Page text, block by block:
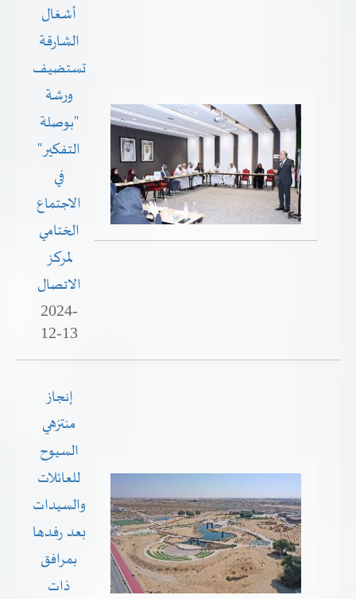
أشغال
الشارقة
تستضيف
ورشة
"بوصلة
التفكير"
في
الاجتماع
الختامي
لمركز
الاتصال
2024-
12-13
إنجاز
منتزهي
السيوح
للعائلات
والسيدات
بعد رفدها
بمرافق
ذات